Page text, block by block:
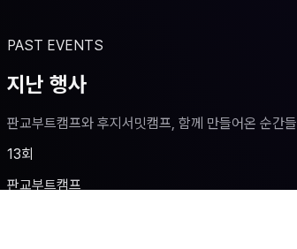
PAST EVENTS
지난 행사
판교부트캠프와 후지서밋캠프, 함께 만들어온 순간들
13회
판교부트캠프